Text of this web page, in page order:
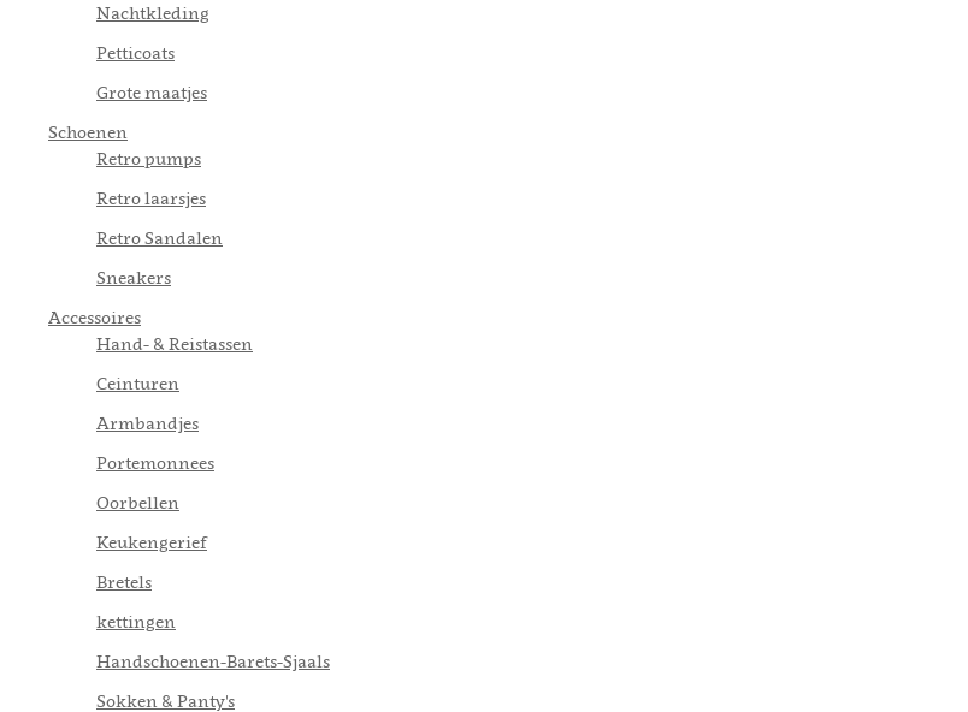
Nachtkleding
Petticoats
Grote maatjes
Schoenen
Retro pumps
Retro laarsjes
Retro Sandalen
Sneakers
Accessoires
Hand- & Reistassen
Ceinturen
Armbandjes
Portemonnees
Oorbellen
Keukengerief
Bretels
kettingen
Handschoenen-Barets-Sjaals
Sokken & Panty's